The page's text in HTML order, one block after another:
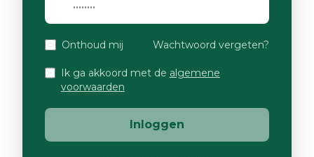
Onthoud mij Wachtwoord vergeten?
Ik ga akkoord met de algemene
voorwaarden
Inloggen